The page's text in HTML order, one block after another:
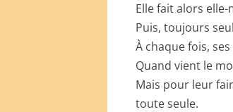
Elle fait alors
Puis, toujours
À chaque fois,
Quand vient le
Mais pour leur
toute seule.